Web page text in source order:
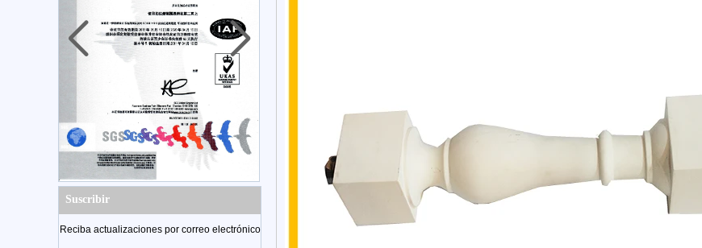
Suscribir
Reciba actualizaciones por correo electrónico